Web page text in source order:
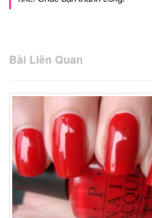
Bài Liên Quan